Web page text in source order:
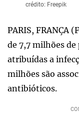
crédito: Freepik
PARIS, FRANÇA
de 7,7 milhões de
atribuídas a
milhões são
antibióticos.